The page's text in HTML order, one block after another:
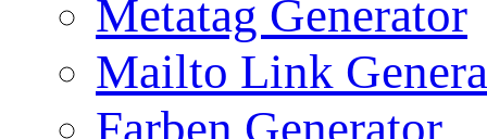
Metatag Generator
Mailto Link
Farben Generator